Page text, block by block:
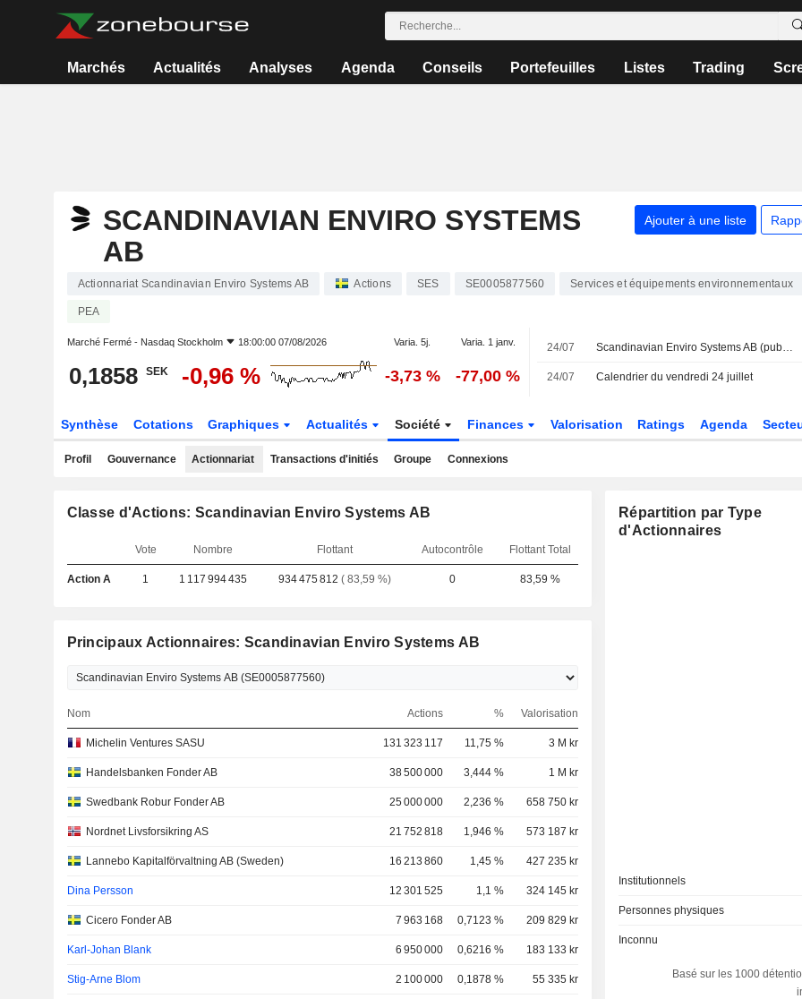
Marchés Actualités Analyses Agenda Conseils Portefeuilles Listes Trading
SCANDINAVIAN ENVIRO SYSTEMS
AB
Ajouter à une liste
Actionnariat Scandinavian Enviro Systems AB Actions SES SE0005877560 Services et équipements environnementaux
PEA
Marché Fermé - Nasdaq Stockholm 18:00:00 07/08/2026 Varia. 5j. Varia. 1 janv.
0,1858 SEK -0,96 % -3,73 % -77,00 %
24/07 Scandinavian Enviro Systems AB (publ) publie ses résultats pour le deuxième trimestre et le premier semestre clos le 30 juin 2026
24/07 Calendrier du vendredi 24 juillet
Synthèse Cotations Graphiques Actualités Société Finances Valorisation Ratings Agenda
Profil Gouvernance Actionnariat Transactions d'initiés Groupe Connexions
Classe d'Actions: Scandinavian Enviro Systems AB
Vote Nombre Flottant Autocontrôle Flottant Total
Action A 1 1 117 994 435 934 475 812 ( 83,59 %) 0 83,59 %
Principaux Actionnaires: Scandinavian Enviro Systems AB
Nom Actions % Valorisation
Michelin Ventures SASU 131 323 117 11,75 % 3 M kr
Handelsbanken Fonder AB 38 500 000 3,444 % 1 M kr
Swedbank Robur Fonder AB 25 000 000 2,236 % 658 750 kr
Nordnet Livsforsikring AS 21 752 818 1,946 % 573 187 kr
Lannebo Kapitalförvaltning AB (Sweden) 16 213 860 1,45 % 427 235 kr
Dina Persson 12 301 525 1,1 % 324 145 kr
Cicero Fonder AB 7 963 168 0,7123 % 209 829 kr
Karl-Johan Blank 6 950 000 0,6216 % 183 133 kr
Stig-Arne Blom 2 100 000 0,1878 % 55 335 kr
Répartition par Type
d'Actionnaires
Institutionnels
Personnes physiques
Inconnu
Basé sur les 1000